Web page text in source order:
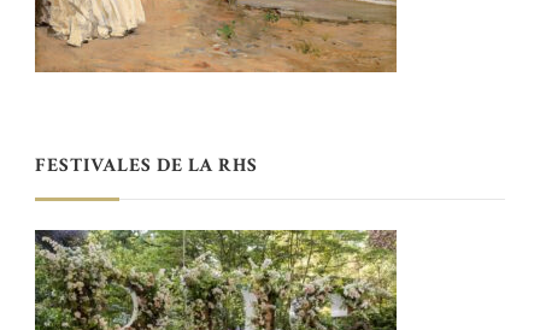
FESTIVALES DE LA RHS